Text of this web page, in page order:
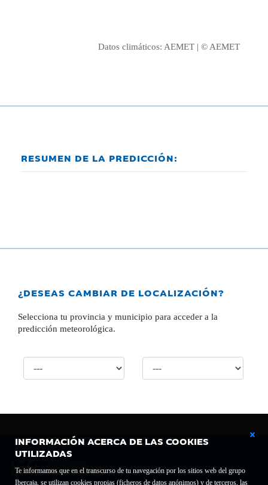
INFORMACIÓN ACERCA DE LAS COOKIES
UTILIZADAS
Te informamos que en el transcurso de tu navegación por los sitios web del grupo
Ibercaja, se utilizan cookies propias (ficheros de datos anónimos) y de terceros, las
Datos climáticos: AEMET | © AEMET
RESUMEN DE LA PREDICCIÓN:
¿DESEAS CAMBIAR DE LOCALIZACIÓN?
Selecciona tu provincia y municipio para acceder a la
predicción meteorológica.